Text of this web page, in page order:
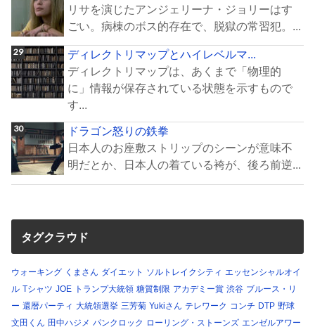
リサを演じたアンジェリーナ・ジョリーはす
ごい。病棟のボス的存在で、脱獄の常習犯。...
ディレクトリマップとハイレベルマ...
ディレクトリマップは、あくまで「物理的
に」情報が保存されている状態を示すもので
す...
ドラゴン怒りの鉄拳
日本人のお座敷ストリップのシーンが意味不
明だとか、日本人の着ている袴が、後ろ前逆...
タグクラウド
ウォーキング くまさん ダイエット ソルトレイクシティ エッセンシャルオイ
ル Tシャツ JOE トランプ大統領 糖質制限 アカデミー賞 渋谷 ブルース・リ
ー 還暦パーティ 大統領選挙 三芳菊 Yukiさん テレワーク コンチ DTP 野球
文田くん 田中ハジメ パンクロック ローリング・ストーンズ エンゼルアワー